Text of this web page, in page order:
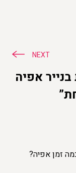
NEXT
בנייר אפיה
זמן אפיה?